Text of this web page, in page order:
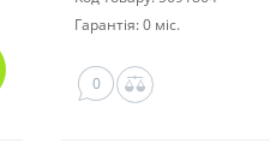
Гарантія: 0 міс.
0